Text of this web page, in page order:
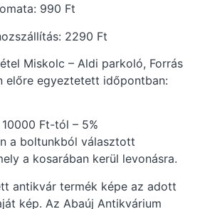
990 Ft
2290 Ft
Miskolc – Aldi parkoló, Forrás
előre egyeztetett időpontban:
Ft-tól – 5%
a boltunkból választott
a kosarában kerül levonásra.
antikvár termék képe az adott
kép. Az Abaúj Antikvárium